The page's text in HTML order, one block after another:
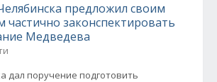
предложил своим
частично законспектировать
Медведева
дал поручение подготовить